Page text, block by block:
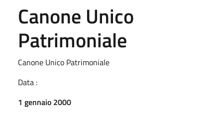
Canone Unico
Patrimoniale
Canone Unico Patrimoniale
Data :
1 gennaio 2000